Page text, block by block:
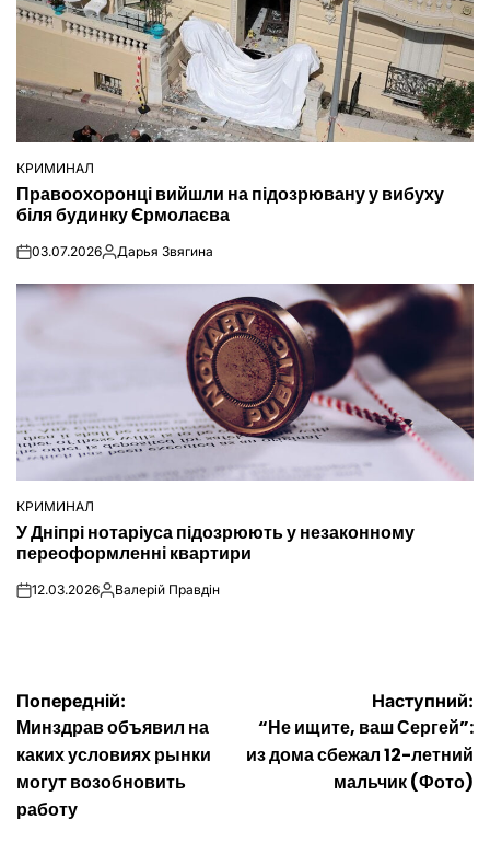
ОПУБЛІКУВАТИ
КРИМИНАЛ
Правоохоронці вийшли на підозрювану у вибуху
біля будинку Єрмолаєва
on03.07.2026Опубліковано
Дарья Звягина
ОПУБЛІКУВАТИ
У
КРИМИНАЛ
У Дніпрі нотаріуса підозрюють у незаконному
переоформленні квартири
on12.03.2026Опубліковано
Валерій Правдін
Навігація
записів
Попередній:
Минздрав объявил на
каких условиях рынки
могут возобновить
работу
Наступний:
“Не ищите, ваш Сергей”:
из дома сбежал 12-летний
мальчик (Фото)